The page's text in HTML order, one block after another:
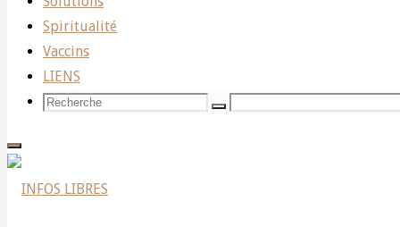
Spiritualité
Vaccins
LIENS
Recherche
Recherche
Recherche